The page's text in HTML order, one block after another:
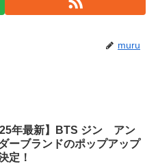
muru
年最新】BTS ジン アン
ーブランドのポップアップ
定！